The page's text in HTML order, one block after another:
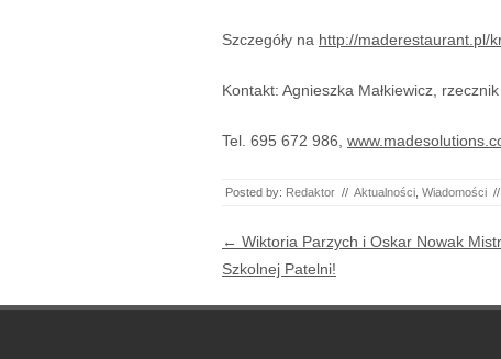
Szczegóły na http://maderestaurant.pl/
Kontakt: Agnieszka Małkiewicz,
Tel. 695 672 986,
Posted by: Redaktor // Aktualności Wiadomości //
Post navigation
← Wiktoria Parzych i Oskar Nowak
Szkolnej Patelni!